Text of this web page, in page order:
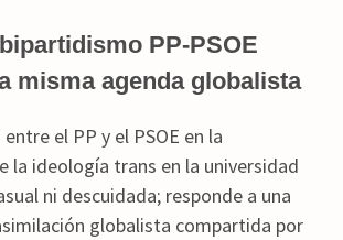
PP-PSOE
misma agenda globalista
el PP y el PSOE en la
la ideología trans en la universidad
ni descuidada; responde a una
globalista compartida por